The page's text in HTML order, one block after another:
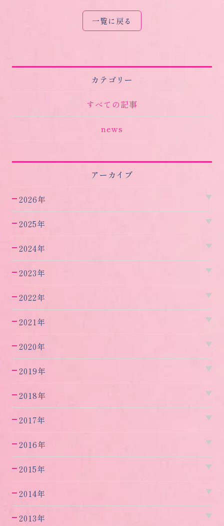
カテゴリー
すべての記事
news
アーカイブ
2026年
2025年
2024年
2023年
2022年
2021年
2020年
2019年
2018年
2017年
2016年
2015年
2014年
2013年
一覧に戻る